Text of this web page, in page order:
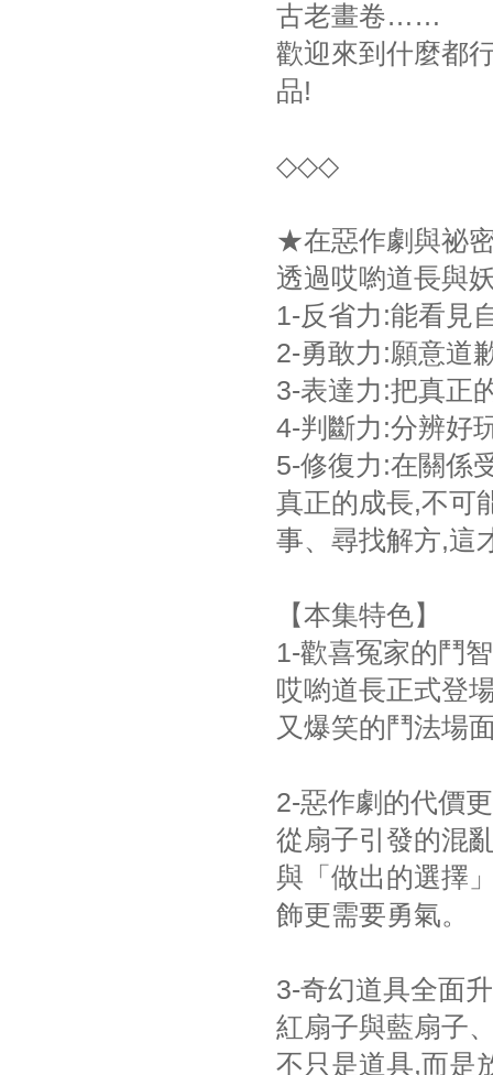
古老畫卷……
歡迎來到什麼都
品!
◇◇◇
★在惡作劇與祕
透過哎喲道長與
1-反省力:能看見
2-勇敢力:願意道
3-表達力:把真正
4-判斷力:分辨好
5-修復力:在關係
真正的成長,不可
事、尋找解方,這
【本集特色】
1-歡喜冤家的鬥
哎喲道長正式登
又爆笑的鬥法場
2-惡作劇的代價
從扇子引發的混
與「做出的選擇
飾更需要勇氣。
3-奇幻道具全面
紅扇子與藍扇子
不只是道具,而是